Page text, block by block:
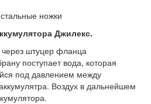
ножки
Джилекс.
штуцер фланца
поступает вода, которая
под давлением между
Воздух в дальнейшем